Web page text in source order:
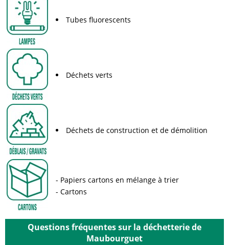
Tubes fluorescents
Déchets verts
Déchets de construction et de démolition
Papiers cartons en mélange à trier
Cartons
Questions fréquentes sur la déchetterie de
Maubourguet